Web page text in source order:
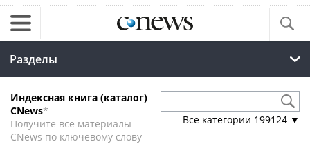
Разделы
Индексная книга (каталог)
CNews*
Получите все материалы
CNews по ключевому слову
Все категории 199124 ▼